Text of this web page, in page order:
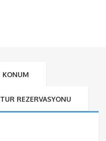
KONUM
TUR REZERVASYONU